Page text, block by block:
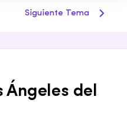
Siguiente Tema
Ángeles del